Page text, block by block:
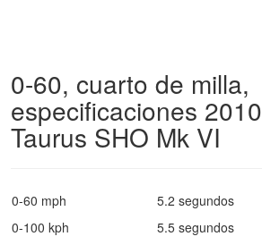
0-60, cuarto de milla,
especificaciones 2010
Taurus SHO Mk VI
0-60 mph
5.2 segundos
0-100 kph
5.5 segundos